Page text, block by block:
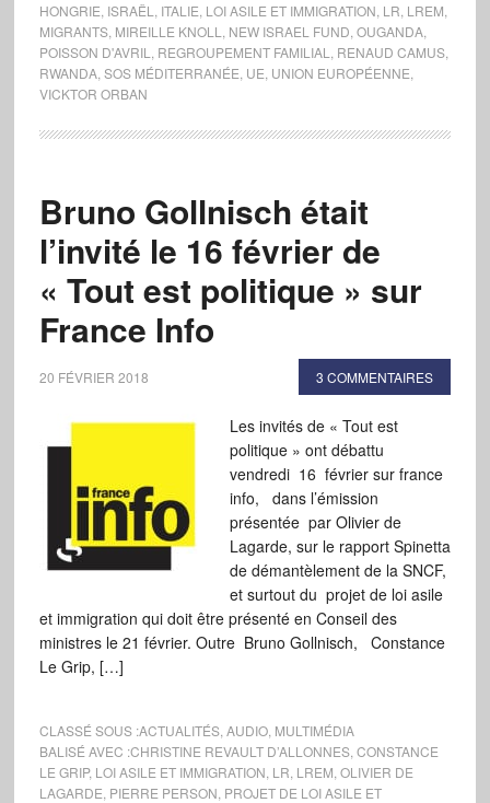
HONGRIE ISRAËL ITALIE LOI ASILE ET IMMIGRATION LR LREM
MIGRANTS, MIREILLE KNOLL NEW ISRAEL FUND OUGANDA,
POISSON D'AVRIL
REGROUPEMENT FAMILIAL RENAUD CAMUS,
RWANDA, SOS MÉDITERRANÉE UE UNION EUROPÉENNE
VICKTOR ORBAN
Bruno Gollnisch était
l’invité le 16 février de
« Tout est politique » sur
France Info
20 FÉVRIER 2018 3 COMMENTAIRES
Les invités de « Tout est
politique » ont débattu
vendredi 16 février sur france
info, dans l’émission
présentée par Olivier de
Lagarde, sur le rapport Spinetta
de démantèlement de la SNCF,
et surtout du projet de loi asile
et immigration qui doit être présenté en Conseil des
ministres le 21 février. Outre Bruno Gollnisch, Constance
Le Grip, […]
CLASSÉ SOUS :ACTUALITÉS, AUDIO, MULTIMÉDIA
BALISÉ AVEC :CHRISTINE REVAULT D’ALLONNES, CONSTANCE
LE GRIP, LOI ASILE ET IMMIGRATION LR LREM OLIVIER DE
LAGARDE PIERRE PERSON PROJET DE LOI ASILE ET